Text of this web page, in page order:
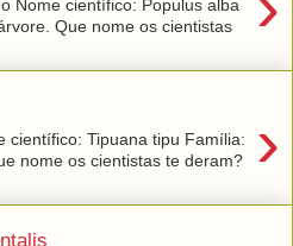
Nome científico: Populus alba
Que nome os cientistas
›
científico: Tipuana tipu Família:
nome os cientistas te deram?